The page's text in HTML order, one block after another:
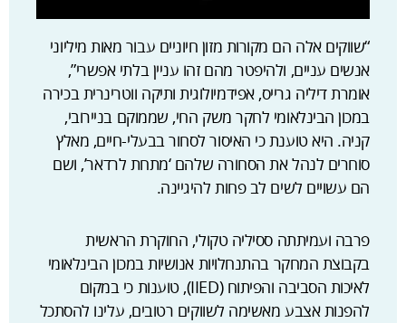
“שווקים אלה הם מקורות מזון חיוניים עבור מאות מיליוני
אנשים עניים, ולהיפטר מהם זהו עניין בלתי אפשרי”,
אומרת דיליה גרייס, אפידמיולוגית ותיקה ווטרינרית בכירה
במכון הבינלאומי לחקר משק החי, שממוקם בניירובי,
קניה. היא טוענת כי האיסור לסחור בבעלי-חיים, מאלץ
סוחרים לנהל את הסחורה שלהם ‘מתחת לרדאר’, ושם
הם עשויים לשים לב פחות להיגיינה.
פרבה ועמיתתה ססיליה טקולי, החוקרת הראשית
בקבוצת המחקר בהתנחלויות אנושיות במכון הבינלאומי
לאיכות הסביבה והפיתוח (IIED), טוענות כי במקום
להפנות אצבע מאשימה לשווקים רטובים, עלינו להסתכל